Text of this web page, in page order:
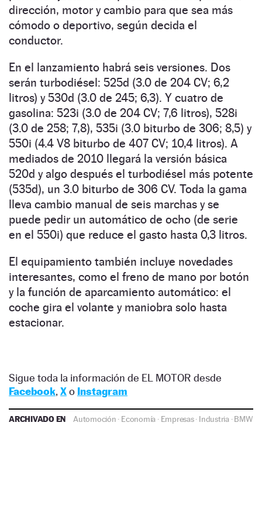
dirección, motor y cambio para que sea más
cómodo o deportivo, según decida el
conductor.
En el lanzamiento habrá seis versiones. Dos
serán turbodiésel: 525d (3.0 de 204 CV; 6,2
litros) y 530d (3.0 de 245; 6,3). Y cuatro de
gasolina: 523i (3.0 de 204 CV; 7,6 litros), 528i
(3.0 de 258; 7,8), 535i (3.0 biturbo de 306; 8,5) y
550i (4.4 V8 biturbo de 407 CV; 10,4 litros). A
mediados de 2010 llegará la versión básica
520d y algo después el turbodiésel más potente
(535d), un 3.0 biturbo de 306 CV. Toda la gama
lleva cambio manual de seis marchas y se
puede pedir un automático de ocho (de serie
en el 550i) que reduce el gasto hasta 0,3 litros.
El equipamiento también incluye novedades
interesantes, como el freno de mano por botón
y la función de aparcamiento automático: el
coche gira el volante y maniobra solo hasta
estacionar.
Sigue toda la información de EL MOTOR desde
Facebook, Xo Instagram
ARCHIVADO EN Automoción · Economía · Empresas· Industria·BMW